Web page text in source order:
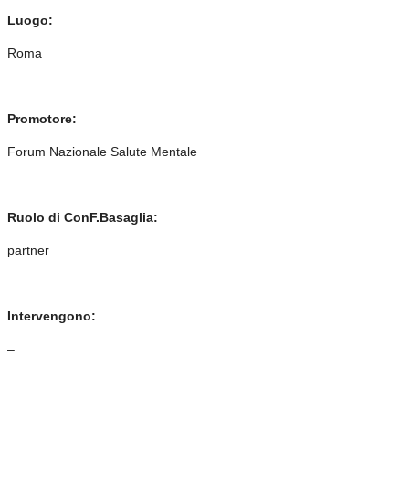
Luogo:
Roma
Promotore:
Forum Nazionale Salute Mentale
Ruolo di ConF.Basaglia:
partner
Intervengono:
–